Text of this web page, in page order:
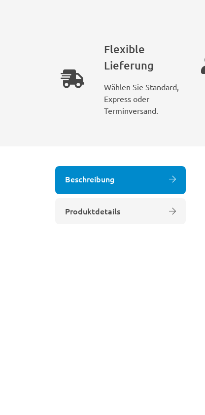
Flexible
Lieferung
Wählen Sie Standard,
Express oder
Terminversand.
Beschreibung
Produktdetails